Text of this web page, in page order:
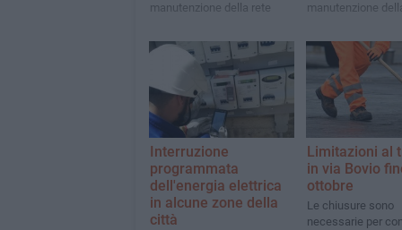
manutenzione della rete
manutenzione
Interruzione
programmata
dell'energia elettrica
in alcune zone della
città
Limitazioni al
in via Bovio
ottobre
Le chiusure sono
necessarie per